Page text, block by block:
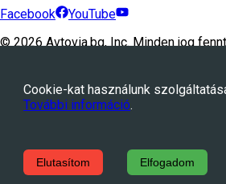
Cookie-kat használunk
További információ.
Elutasítom Elfogadom
Facebook
YouTube
©2026 Avtovia.bg, Inc. Minden jog